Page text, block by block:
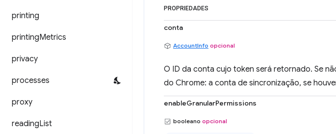
printing
printingMetrics
privacy
processes
proxy
readingList
PROPRIEDADES
conta
AccountInfo opcional
O ID da conta cujo token será retornado. Se
do Chrome: a conta de sincronização, se
enableGranularPermissions
booleano opcional